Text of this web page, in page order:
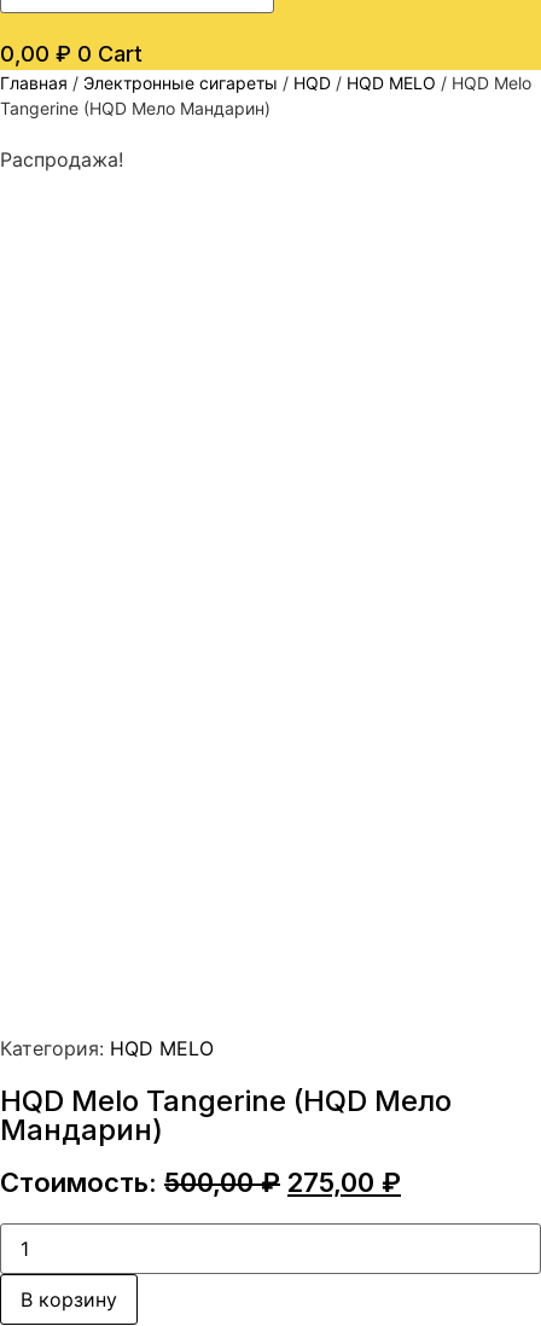
0,00 ₽ 0 Cart
Главная / Электронные сигареты / HQD / HQD MELO / HQD Melo
Tangerine (HQD Мело Мандарин)
Распродажа!
Категория: HQD MELO
HQD Melo Tangerine (HQD Мело
Мандарин)
Стоимость: 500,00₽ Первоначальная
составляла
275,00 ₽
275,00 ₽.
Количество
товара
HQD
Melo
Tangerine
В корзину